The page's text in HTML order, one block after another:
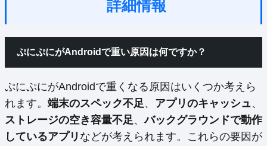
詳細情報
ぷにぷにがAndroidで重い原因は何ですか？
ぷにぷにがAndroidで重くなる原因はいくつか考えら
れます。 端末のスペック不足 、 アプリのキャッシュ 、
ストレージの空き容量不足 、バックグラウンドで動作
しているアプリ などが考えられます。これらの要因が